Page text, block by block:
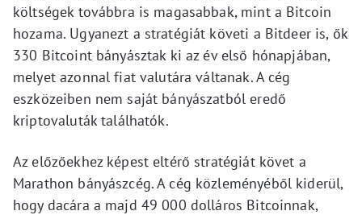
költségek továbbra is magasabbak, mint a Bitcoin
hozama. Ugyanezt a stratégiát követi a Bitdeer is, ők
330 Bitcoint bányásztak ki az év első hónapjában,
melyet azonnal fiat valutára váltanak. A cég
eszközeiben nem saját bányászatból eredő
kriptovaluták találhatók.
Az előzőekhez képest eltérő stratégiát követ a
Marathon bányászcég. A cég közleményéből kiderül,
hogy dacára a majd 49 000 dolláros Bitcoinnak,